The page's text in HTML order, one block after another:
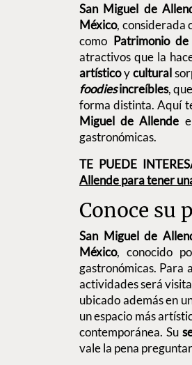
San Miguel de
México, considerada
como Patrimonio
atractivos que la
artísticoycultural
foodiesincreíbles,
forma distinta. Aquí
Miguel de Allende
gastronómicas.
TE PUEDE
Allende para tener
Conoce su
San Miguel de
México, conocido
gastronómicas. Para
actividades será
ubicado además en
un espacio más
contemporánea. Su
vale la pena